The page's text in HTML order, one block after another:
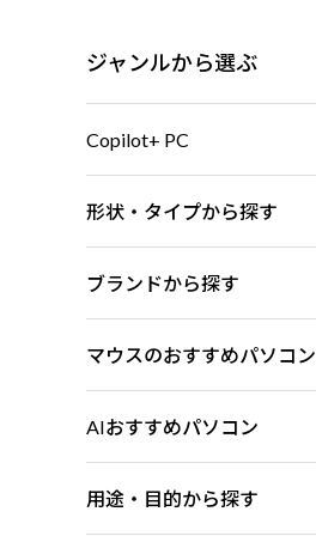
ジャンルから選ぶ
Copilot+ PC
形状・タイプから探す
ブランドから探す
マウスのおすすめパソコン
AIおすすめパソコン
用途・目的から探す